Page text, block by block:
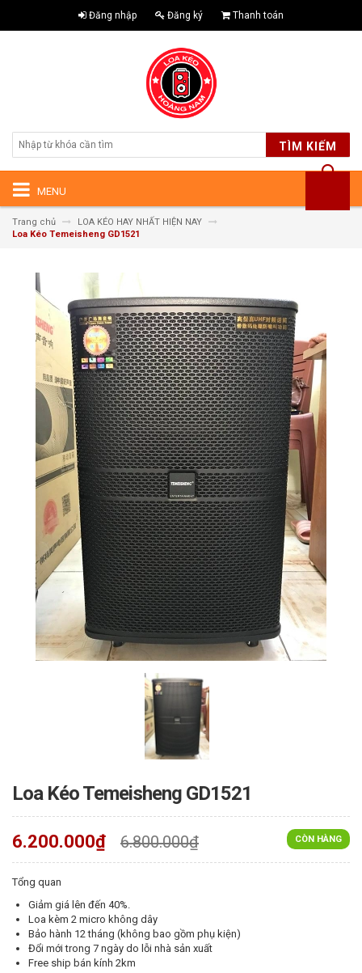
Đăng nhập Đăng ký Thanh toán
TÌM KIẾM
MENU
Trang chủ
LOA KÉO HAY NHẤT HIỆN NAY
Loa Kéo Temeisheng GD1521
Loa Kéo Temeisheng GD1521
CÒN HÀNG
6.200.000₫ 6.800.000₫
Tổng quan
Giảm giá lên đến 40%.
Loa kèm 2 micro không dây
Bảo hành 12 tháng (không bao gồm phụ kiện)
Đổi mới trong 7 ngày do lỗi nhà sản xuất
Free ship bán kính 2km